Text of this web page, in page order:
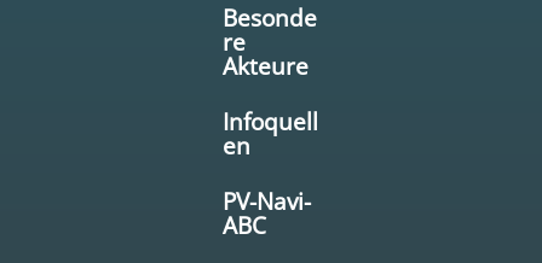
Besonde
re
Akteure
Infoquell
en
PV-Navi-
ABC